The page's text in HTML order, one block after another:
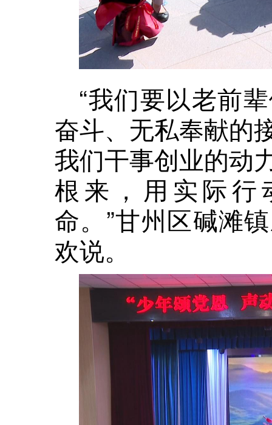
“我们要以老前
奋斗、无私奉献的
我们干事创业的动
根来，用实际行
命。”甘州区碱滩
欢说。